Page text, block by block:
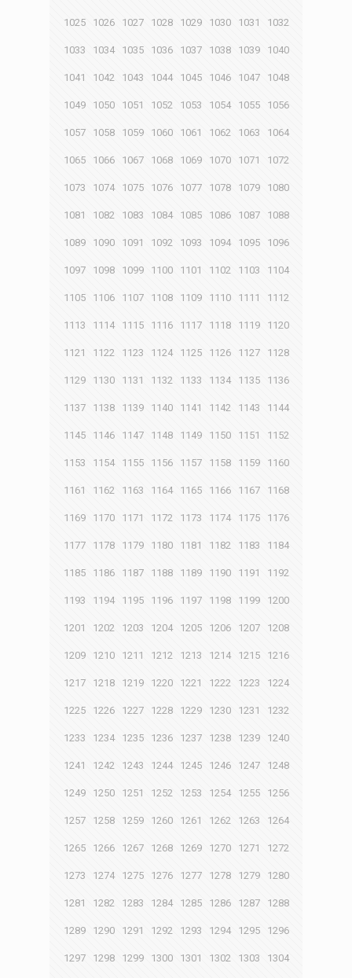
1025 1026 1027 1028 1029 1030 1031 1032
1033 1034 1035 1036 1037 1038 1039 1040
1041 1042 1043 1044 1045 1046 1047 1048
1049 1050 1051 1052 1053 1054 1055 1056
1057 1058 1059 1060 1061 1062 1063 1064
1065 1066 1067 1068 1069 1070 1071 1072
1073 1074 1075 1076 1077 1078 1079 1080
1081 1082 1083 1084 1085 1086 1087 1088
1089 1090 1091 1092 1093 1094 1095 1096
1097 1098 1099 1100 1101 1102 1103 1104
1105 1106 1107 1108 1109 1110 1111 1112
1113 1114 1115 1116 1117 1118 1119 1120
1121 1122 1123 1124 1125 1126 1127 1128
1129 1130 1131 1132 1133 1134 1135 1136
1137 1138 1139 1140 1141 1142 1143 1144
1145 1146 1147 1148 1149 1150 1151 1152
1153 1154 1155 1156 1157 1158 1159 1160
1161 1162 1163 1164 1165 1166 1167 1168
1169 1170 1171 1172 1173 1174 1175 1176
1177 1178 1179 1180 1181 1182 1183 1184
1185 1186 1187 1188 1189 1190 1191 1192
1193 1194 1195 1196 1197 1198 1199 1200
1201 1202 1203 1204 1205 1206 1207 1208
1209 1210 1211 1212 1213 1214 1215 1216
1217 1218 1219 1220 1221 1222 1223 1224
1225 1226 1227 1228 1229 1230 1231 1232
1233 1234 1235 1236 1237 1238 1239 1240
1241 1242 1243 1244 1245 1246 1247 1248
1249 1250 1251 1252 1253 1254 1255 1256
1257 1258 1259 1260 1261 1262 1263 1264
1265 1266 1267 1268 1269 1270 1271 1272
1273 1274 1275 1276 1277 1278 1279 1280
1281 1282 1283 1284 1285 1286 1287 1288
1289 1290 1291 1292 1293 1294 1295 1296
1297 1298 1299 1300 1301 1302 1303 1304